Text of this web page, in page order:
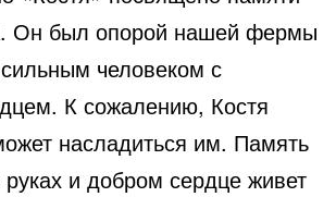
Он был опорой нашей фермы
человеком с
К сожалению, Костя
насладиться им. Память
руках и добром сердце живет